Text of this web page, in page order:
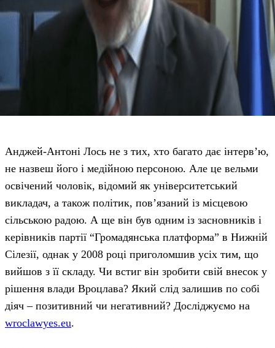
Анджей-Антоні Лось не з тих, хто багато дає інтерв’ю,
не назвеш його і медійною персоною. Але це вельми
освічений чоловік, відомий як університетський
викладач, а також політик, пов’язаний із місцевою
сільською радою. А ще він був одним із засновників і
керівників партії “Громадянська платформа” в Нижній
Сілезії, однак у 2008 році приголомшив усіх тим, що
вийшов з її складу. Чи встиг він зробити свій внесок у
рішення влади Вроцлава? Який слід залишив по собі
діяч – позитивний чи негативний? Досліджуємо на
wroclawyes.eu.